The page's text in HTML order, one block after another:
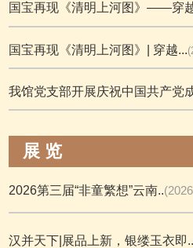
国宝再现《清明上河图》——穿
国宝再现《清明上河图》| 穿越...
我馆党支部开展庆祝中国共产党
展 览
2026第三届“非童繁想”云南..
汉并天下|展品上新，银缕玉衣即..